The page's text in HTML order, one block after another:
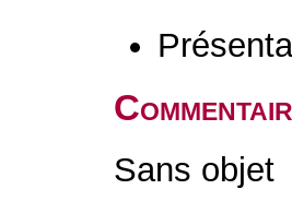
Sans objet